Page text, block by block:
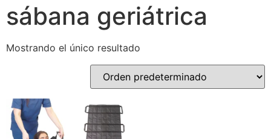
sábana geriátrica
Mostrando el único resultado